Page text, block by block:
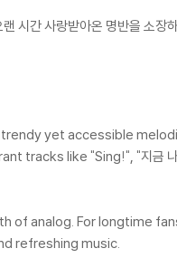
시간 사랑받아온 명반을 소장
trendy yet accessible
like "Sing!", "지금 나
of analog. For longtime
refreshing music.